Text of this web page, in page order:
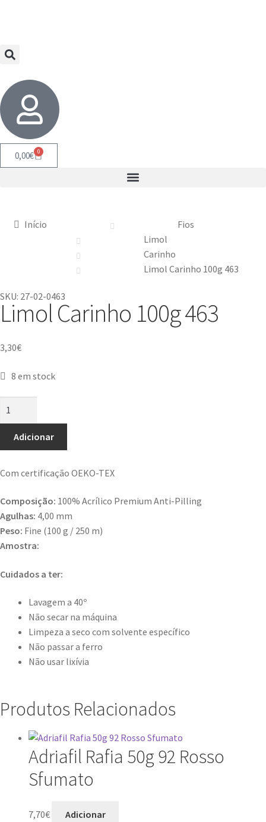
0,00€ 0
Início
Fios
Limol
Carinho
Limol Carinho 100g 463
SKU: 27-02-0463
Limol Carinho 100g 463
3,30€
8 em stock
Adicionar
Com certificação OEKO-TEX
Composição: 100% Acrílico Premium Anti-Pilling
Agulhas: 4,00 mm
Peso: Fine (100 g / 250 m)
Amostra:
Cuidados a ter:
Lavagem a 40º
Não secar na máquina
Limpeza a seco com solvente específico
Não passar a ferro
Não usar lixívia
Produtos Relacionados
Adriafil Rafia 50g 92 Rosso
Sfumato
7,70€ Adicionar